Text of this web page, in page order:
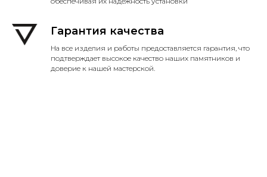
Гарантия качества
На все изделия и работы предоставляется гарантия, что
подтверждает высокое качество наших памятников и
доверие к нашей мастерской.